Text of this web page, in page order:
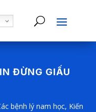
ĐỪNG GIẤU
bệnh lý nam học, Kiến